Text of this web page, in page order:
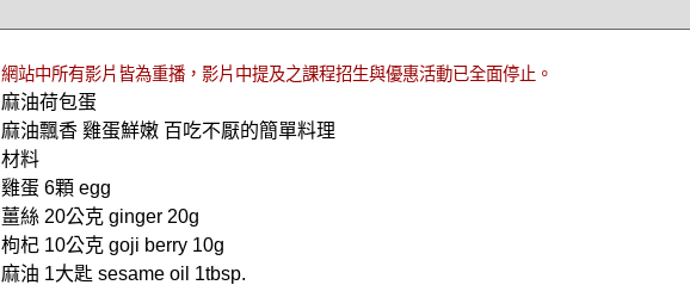
網站中所有影片皆為重播，影片中提及之課程招生與優惠活動已全面停止。
麻油荷包蛋
麻油飄香 雞蛋鮮嫩 百吃不厭的簡單料理
材料
雞蛋 6顆 egg
薑絲 20公克 ginger 20g
枸杞 10公克 goji berry 10g
麻油 1大匙 sesame oil 1tbsp.